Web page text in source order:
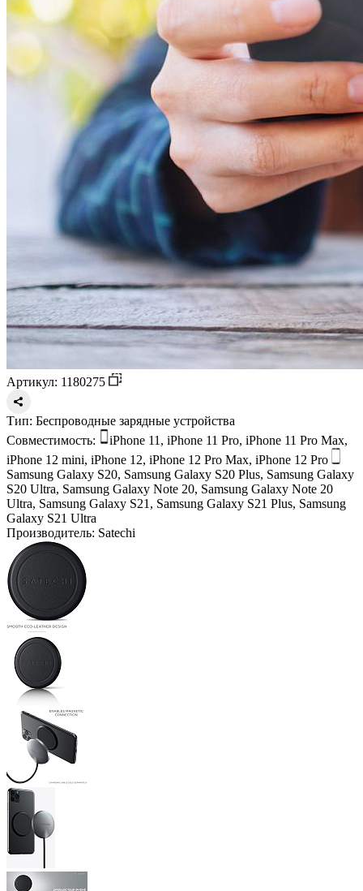
Артикул: 1180275
Тип: Беспроводные зарядные устройства
Совместимость:
iPhone 11, iPhone 11 Pro, iPhone 11 Pro Max,
iPhone 12 mini, iPhone 12, iPhone 12 Pro Max, iPhone 12 Pro
Samsung Galaxy S20, Samsung Galaxy S20 Plus, Samsung Galaxy
S20 Ultra, Samsung Galaxy Note 20, Samsung Galaxy Note 20
Ultra, Samsung Galaxy S21, Samsung Galaxy S21 Plus, Samsung
Galaxy S21 Ultra
Производитель: Satechi